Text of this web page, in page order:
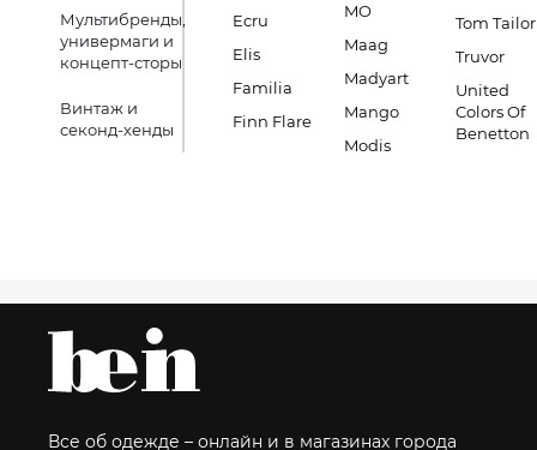
Мультибренды,
универмаги и
концепт-сторы
Винтаж и
секонд-хенды
Ecru
Elis
Familia
Finn Flare
MO
Maag
Madyart
Mango
Modis
Tom Tailor
Truvor
United
Colors Of
Benetton
Все об одежде – онлайн и в магазинах города